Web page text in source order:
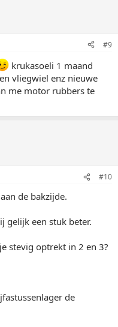
#9
krukasoeli 1 maand
vliegwiel enz nieuwe
me motor rubbers te
#10
de bakzijde.
gelijk een stuk beter.
stevig optrekt in 2 en 3?
de